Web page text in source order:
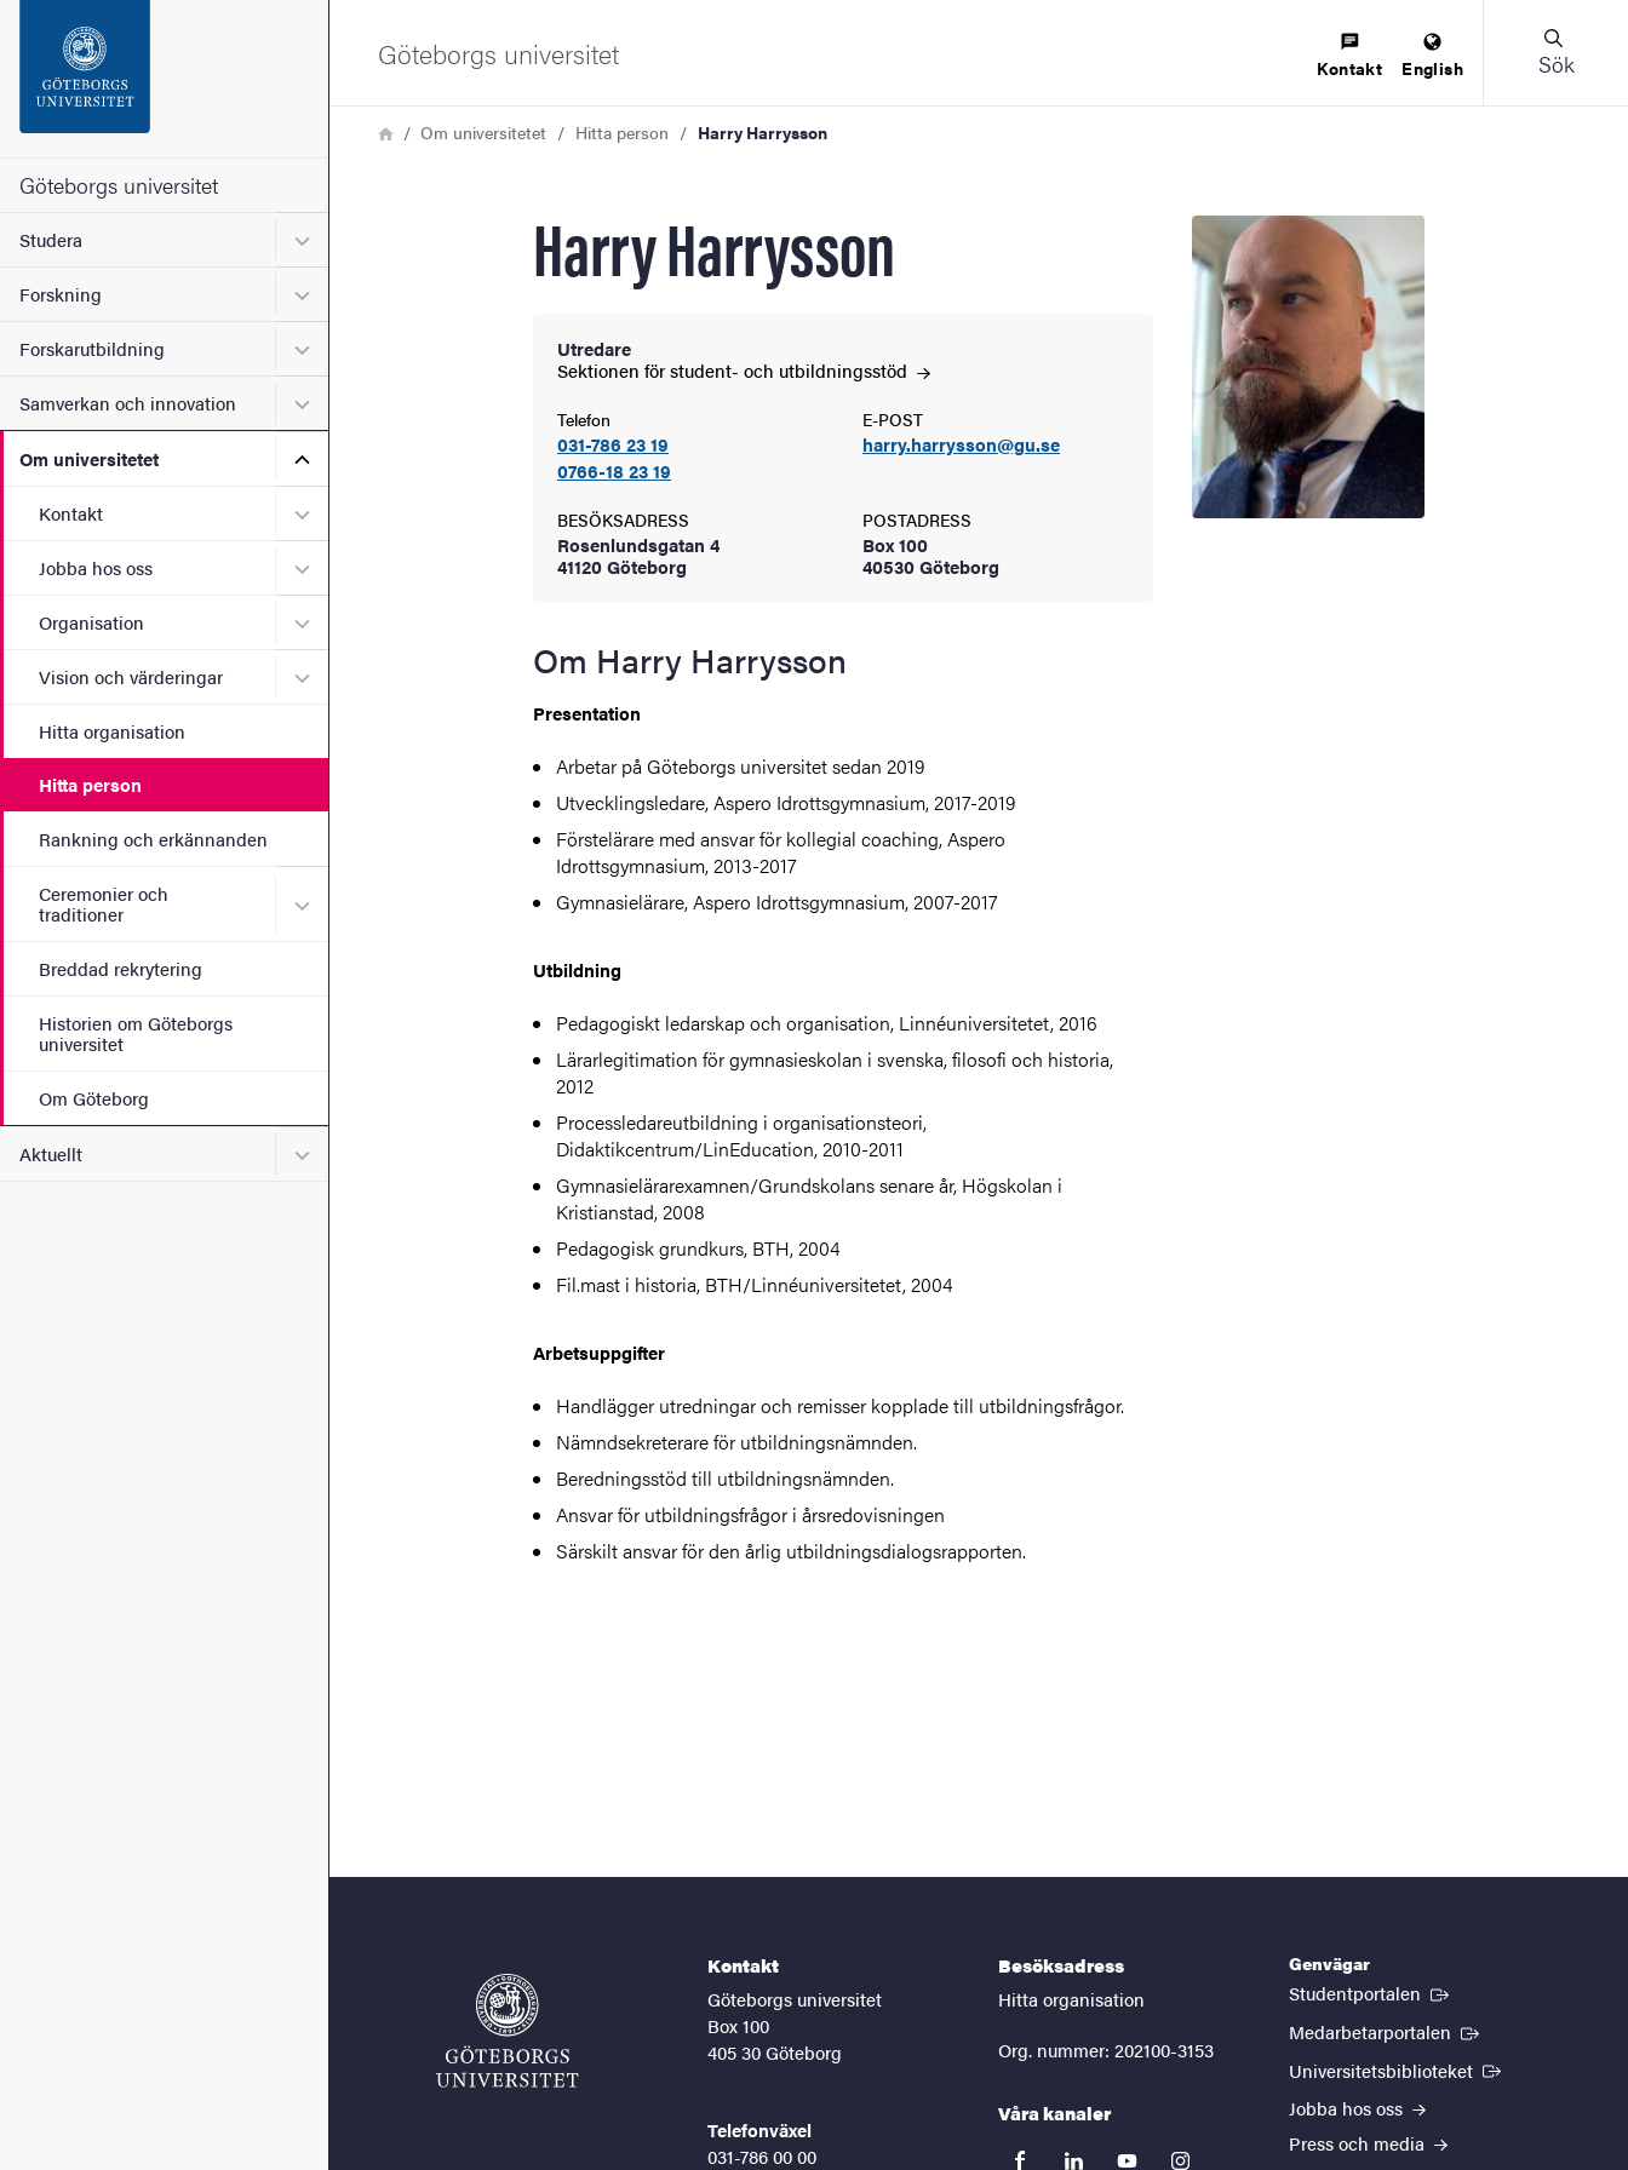
Sidfoten
Om webbplatsen
Göteborgs universitet
Studera Undermeny för Studera
Forskning Undermeny för Forskning
Forskarutbildning Undermeny för Forskarutbildning
Samverkan och innovation Undermeny för Samverkan och innovation
Om universitetet Undermeny för Om universitetet
Kontakt Undermeny för Kontakt
Jobba hos oss Undermeny för Jobba hos oss
Organisation Undermeny för Organisation
Vision och värderingar Undermeny för Vision och värderingar
Hitta organisation
Hitta person
Rankning och erkännanden
Ceremonier och
traditioner
Undermeny för Ceremonier och traditioner
Breddad rekrytering
Historien om Göteborgs
universitet
Om Göteborg
Aktuellt Undermeny för Aktuellt
Göteborgs universitet Kontakt English Sök
LänkstigHemOm universitetet Hitta person Harry Harrysson
Harry Harrysson
Utredare
Sektionen för student- och utbildningsstöd
Telefon
031-786 23 19
0766-18 23 19
E-POST
harry.harrysson@gu.se
BESÖKSADRESS
Rosenlundsgatan 4
41120 Göteborg
POSTADRESS
Box 100
40530 Göteborg
Om Harry Harrysson
Presentation
Arbetar på Göteborgs universitet sedan 2019
Utvecklingsledare, Aspero Idrottsgymnasium, 2017-2019
Förstelärare med ansvar för kollegial coaching, Aspero
Idrottsgymnasium, 2013-2017
Gymnasielärare, Aspero Idrottsgymnasium, 2007-2017
Utbildning
Pedagogiskt ledarskap och organisation, Linnéuniversitetet, 2016
Lärarlegitimation för gymnasieskolan i svenska, filosofi och historia,
2012
Processledareutbildning i organisationsteori,
Didaktikcentrum/LinEducation, 2010-2011
Gymnasielärarexamnen/Grundskolans senare år, Högskolan i
Kristianstad, 2008
Pedagogisk grundkurs, BTH, 2004
Fil.mast i historia, BTH/Linnéuniversitetet, 2004
Arbetsuppgifter
Handlägger utredningar och remisser kopplade till utbildningsfrågor.
Nämndsekreterare för utbildningsnämnden.
Beredningsstöd till utbildningsnämnden.
Ansvar för utbildningsfrågor i årsredovisningen
Särskilt ansvar för den årlig utbildningsdialogsrapporten.
Kontakt
Göteborgs universitet
Box 100
405 30 Göteborg
Telefonväxel
031-786 00 00
Besöksadress
Hitta organisation
Org. nummer: 202100-3153
Våra kanaler
Genvägar
Studentportalen (Extern länk)
Medarbetarportalen (Extern länk)
Universitetsbiblioteket (Extern länk)
Jobba hos oss
Press och media